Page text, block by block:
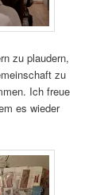
zu plaudern,
zu
Ich freue
es wieder